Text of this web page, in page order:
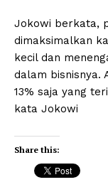
Jokowi berkata,
dimaksimalkan
kecil dan
dalam bisnisnya.
13% saja yang
kata Jokowi
Share this: